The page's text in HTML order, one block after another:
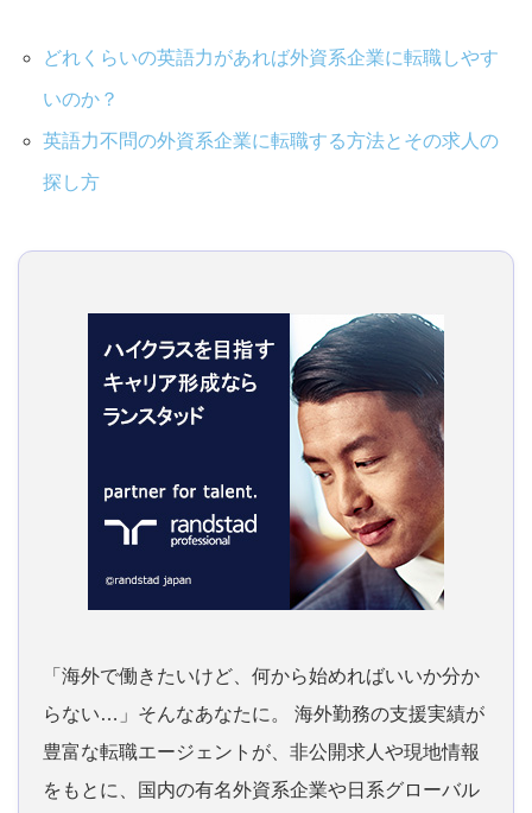
どれくらいの英語力があれば外資系企業に転職しやす
いのか？
英語力不問の外資系企業に転職する方法とその求人の
探し方
「海外で働きたいけど、何から始めればいいか分か
らない…」そんなあなたに。 海外勤務の支援実績が
豊富な転職エージェントが、非公開求人や現地情報
をもとに、国内の有名外資系企業や日系グローバル